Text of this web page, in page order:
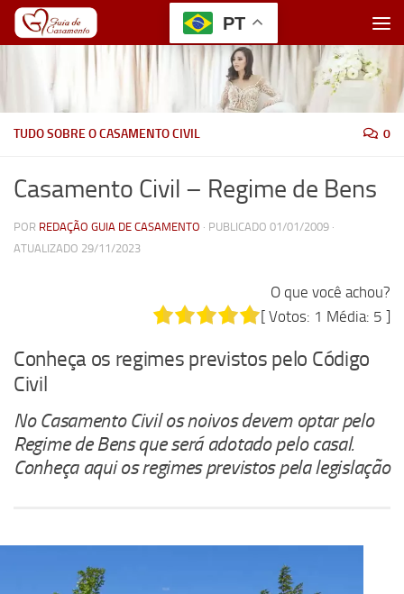
Skip to content
TUDO SOBRE O CASAMENTO CIVIL 0
Casamento Civil – Regime de Bens
POR REDAÇÃO GUIA DE CASAMENTO · PUBLICADO 01/01/2009 ·
ATUALIZADO 29/11/2023
O que você achou?
[ Votos: 1 Média: 5 ]
Conheça os regimes previstos pelo Código
Civil
No Casamento Civil os noivos devem optar pelo
Regime de Bens que será adotado pelo casal.
Conheça aqui os regimes previstos pela legislação
PT